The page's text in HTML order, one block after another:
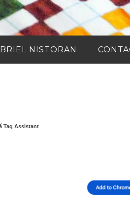
NISTORAN
Tag Assistant